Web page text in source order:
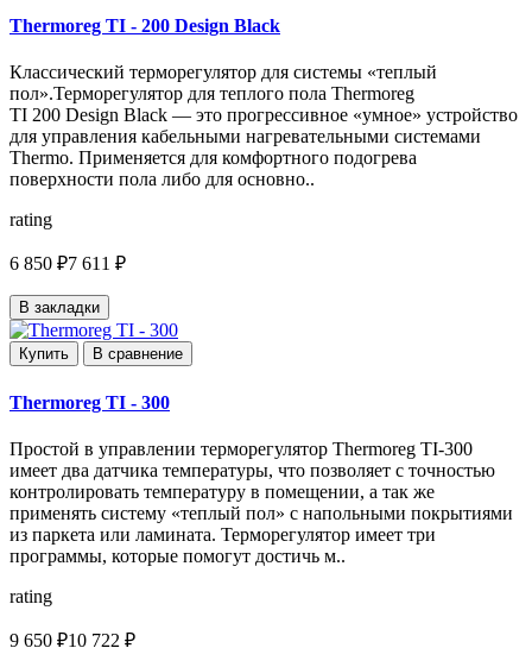
Thermoreg TI - 200 Design Black
Классический терморегулятор для системы «теплый
пол».Терморегулятор для теплого пола Thermoreg
TI 200 Design Black — это прогрессивное «умное» устройство
для управления кабельными нагревательными системами
Thermo. Применяется для комфортного подогрева
поверхности пола либо для основно..
rating
6 850 ₽7 611 ₽
В закладки
Купить В сравнение
Thermoreg TI - 300
Простой в управлении терморегулятор Thermoreg TI-300
имеет два датчика температуры, что позволяет с точностью
контролировать температуру в помещении, а так же
применять систему «теплый пол» с напольными покрытиями
из паркета или ламината. Терморегулятор имеет три
программы, которые помогут достичь м..
rating
9 650 ₽10 722 ₽